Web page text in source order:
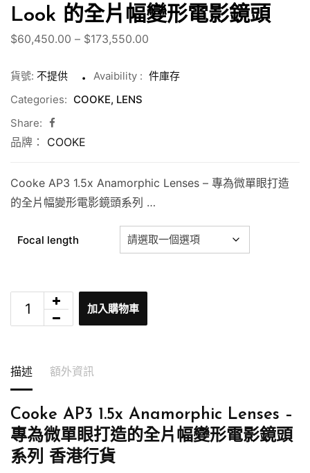
Look 的全片幅變形電影鏡頭
$60,450.00 – $173,550.00
範
貨號: 不提供 Avaibility : 件庫存
Categories: COOKE, LENS
Share:
品牌： COOKE
Cooke AP3 1.5x Anamorphic Lenses – 專為微單眼打造
的全片幅變形電影鏡頭系列 …
Focal length
加入購物車
描述 額外資訊
Cooke AP3 1.5x Anamorphic Lenses –
專為微單眼打造的全片幅變形電影鏡頭
系列 香港行貨